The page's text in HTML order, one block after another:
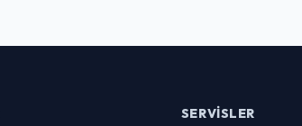
SERVISLER